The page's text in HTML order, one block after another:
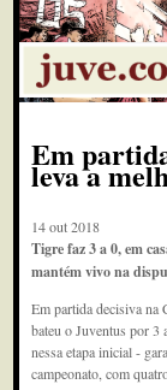
Em
leva a
14 out 2018
Tigre faz 3 a 0, em
mantém vivo na
Em partida decisiva na
bateu o Juventus por
nessa etapa inicial -
campeonato, com